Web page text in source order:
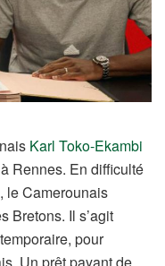
Karl Toko-Ekambi
à Rennes. En difficulté
le Camerounais
Bretons. Il s’agit
pour